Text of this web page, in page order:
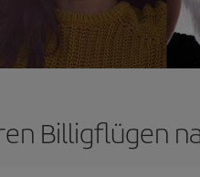
Billigflügen